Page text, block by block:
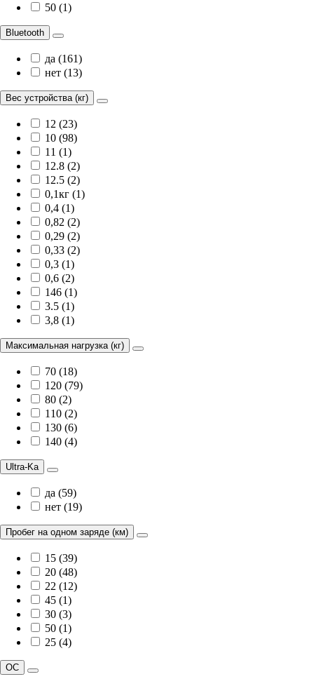
50 (1)
Bluetooth
да (161)
нет (13)
Вес устройства (кг)
12 (23)
10 (98)
11 (1)
12.8 (2)
12.5 (2)
0,1кг (1)
0,4 (1)
0,82 (2)
0,29 (2)
0,33 (2)
0,3 (1)
0,6 (2)
146 (1)
3.5 (1)
3,8 (1)
Максимальная нагрузка (кг)
70 (18)
120 (79)
80 (2)
110 (2)
130 (6)
140 (4)
Ultra-Ka
да (59)
нет (19)
Пробег на одном заряде (км)
15 (39)
20 (48)
22 (12)
45 (1)
30 (3)
50 (1)
25 (4)
ОС